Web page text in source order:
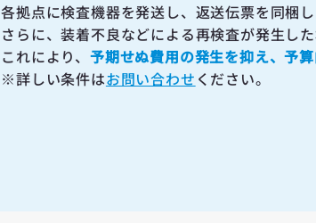
各拠点に検査機器を発送し、返送伝票を同梱
さらに、装着不良などによる再検査が発生し
これにより、予期せぬ費用の発生を抑え、予
※詳しい条件はお問い合わせ ください。